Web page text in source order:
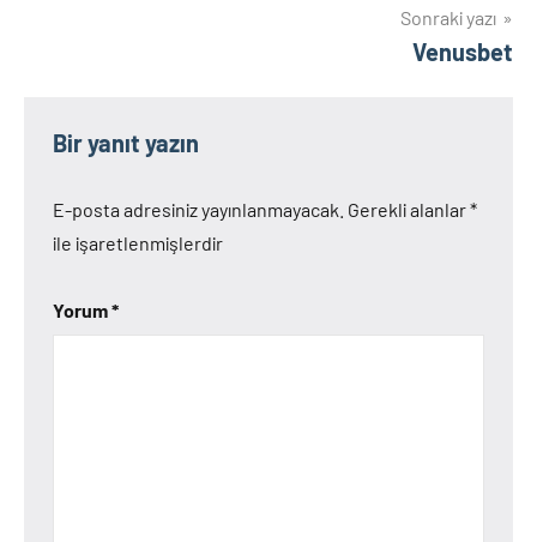
Sonraki yazı
Venusbet
Bir yanıt yazın
E-posta adresiniz yayınlanmayacak. Gerekli alanlar*
ile işaretlenmişlerdir
Yorum*